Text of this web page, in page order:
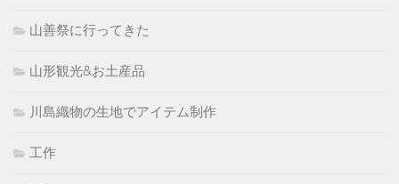
山善祭に行ってきた
山形観光&お土産品
川島織物の生地でアイテム制作
工作